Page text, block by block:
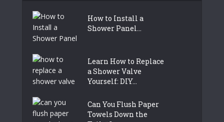
­­­­­­­­­­­­­­­How to Install a
Shower Panel...
Learn How to Replace
a Shower Valve
Yourself: DIY...
Can You Flush Paper
Towels Down the